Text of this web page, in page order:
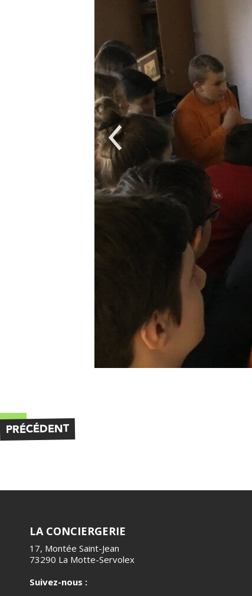
PRÉCÉDENT
LA CONCIERGERIE
17, Montée Saint-Jean
73290 La Motte-Servolex
Suivez-nous :